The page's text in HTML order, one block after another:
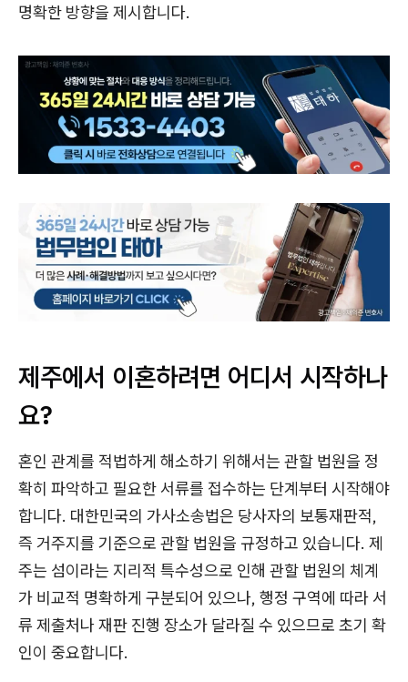
명확한 방향을 제시합니다.
제주에서 이혼하려면 어디서 시작하나
요?
혼인 관계를 적법하게 해소하기 위해서는 관할 법원을 정
확히 파악하고 필요한 서류를 접수하는 단계부터 시작해야
합니다. 대한민국의 가사소송법은 당사자의 보통재판적,
즉 거주지를 기준으로 관할 법원을 규정하고 있습니다. 제
주는 섬이라는 지리적 특수성으로 인해 관할 법원의 체계
가 비교적 명확하게 구분되어 있으나, 행정 구역에 따라 서
류 제출처나 재판 진행 장소가 달라질 수 있으므로 초기 확
인이 중요합니다.